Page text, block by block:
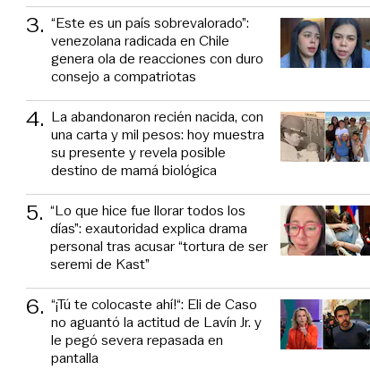
3. “Este es un país sobrevalorado”:
venezolana radicada en Chile
genera ola de reacciones con duro
consejo a compatriotas
4. La abandonaron recién nacida, con
una carta y mil pesos: hoy muestra
su presente y revela posible
destino de mamá biológica
5. “Lo que hice fue llorar todos los
días”: exautoridad explica drama
personal tras acusar “tortura de ser
seremi de Kast”
6. “¡Tú te colocaste ahí!“: Eli de Caso
no aguantó la actitud de Lavín Jr. y
le pegó severa repasada en
pantalla